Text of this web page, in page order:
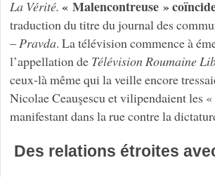
La Vérité. « Malencontreuse »
traduction du titre du journal des
– Pravda. La télévision commence à
l’appellation de Télévision Roumaine
ceux-là même qui la veille encore
Nicolae Ceauşescu et vilipendaient les
manifestant dans la rue contre la
Des relations étroites